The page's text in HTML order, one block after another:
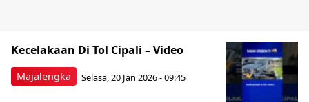
Majalengka
Kecelakaan Di Tol Cipali – Video
Selasa, 20 Jan 2026 - 09:45